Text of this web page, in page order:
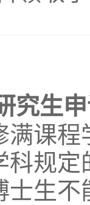
究生
满课
科规
士生